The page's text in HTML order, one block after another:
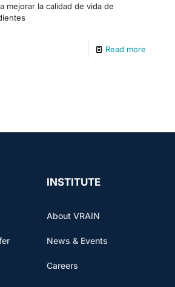
mejorar la calidad de vida de
Read more
INSTITUTE
About VRAIN
News & Events
Careers